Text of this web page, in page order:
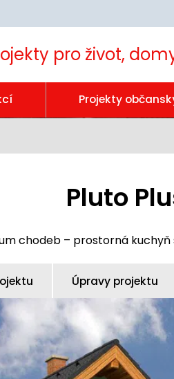
pro život,
Projekty
Pluto
chodeb – prostorná kuchyň
Úpravy projektu